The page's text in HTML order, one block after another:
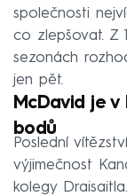
společnosti
co zlepšovat. Z
sezonách
jen pět.
McDavid je v
bodů
Poslední
výjimečnost
kolegy